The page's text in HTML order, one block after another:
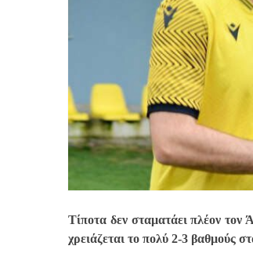
Τίποτα δεν σταματάει πλέον τον
χρειάζεται το πολύ 2-3 βαθμούς